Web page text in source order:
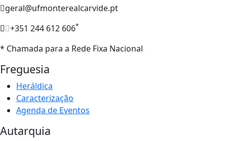
geral@ufmonterealcarvide.pt
+351 244 612 606*
* Chamada para a Rede Fixa Nacional
Freguesia
Heráldica
Caracterização
Agenda de Eventos
Autarquia